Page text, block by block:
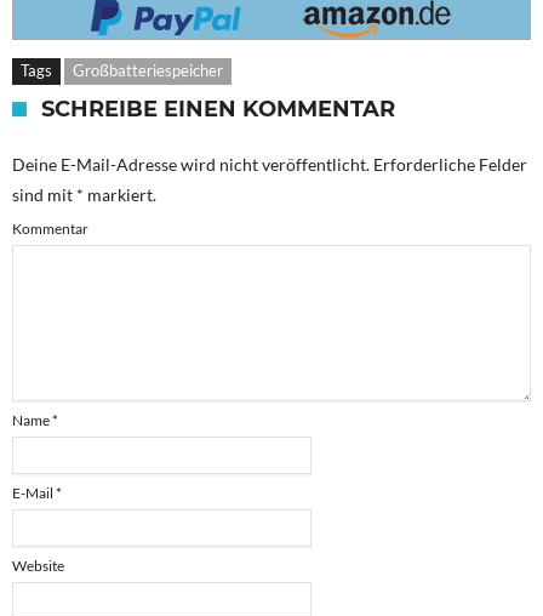
Tags Großbatteriespeicher
SCHREIBE EINEN KOMMENTAR
Deine E-Mail-Adresse wird nicht veröffentlicht. Erforderliche Felder
sind mit * markiert.
Kommentar
Name*
E-Mail *
Website